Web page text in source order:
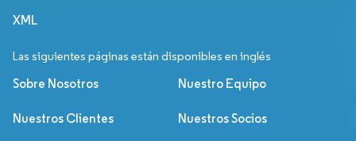
XML
Las siguientes páginas están disponibles en inglés
Sobre Nosotros Nuestro Equipo
Nuestros Clientes Nuestros Socios